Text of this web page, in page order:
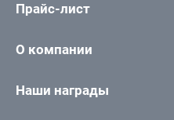
Прайс-лист
О компании
Наши награды